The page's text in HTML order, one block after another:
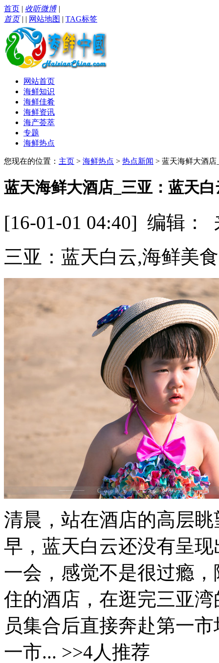
首页 | 收听微博|
首页| | 网站地图 | TAG标签
网站首页
海鲜知识
海鲜佳肴
海鲜资讯
海产荟萃
专题
海鲜热点
您现在的位置： 主页 > 海鲜热点 > 热点新闻 > 蓝天海鲜大酒
蓝天海鲜大酒店_三亚：蓝天
[16-01-01 04:40] 编辑
三亚：蓝天白云,海鲜美食
清晨，站在酒店的高层
早，蓝天白云还没有呈
一会，感觉不是很过瘾
住的酒店，在逛完三亚
员集合后直接奔赴第一
一市... >>4人推荐